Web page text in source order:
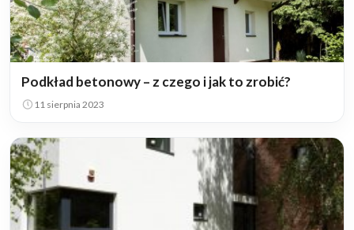
Podkład betonowy – z czego i jak to zrobić?
11 sierpnia 2023